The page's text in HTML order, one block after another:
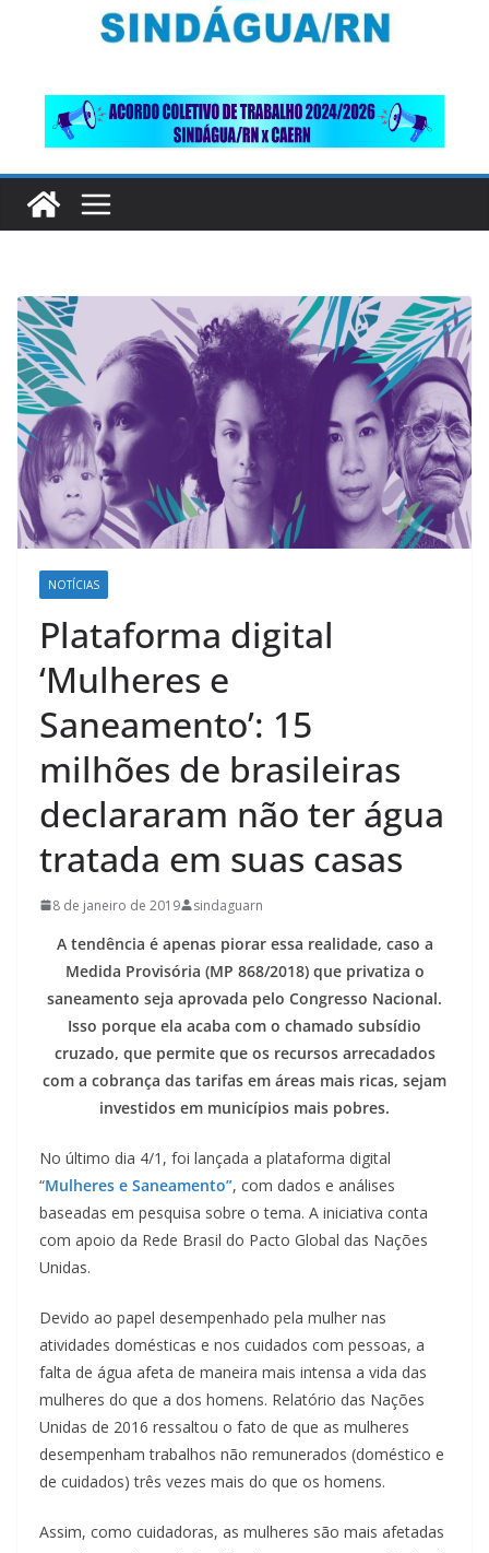
NOTÍCIAS
Plataforma digital
‘Mulheres e
Saneamento’: 15
milhões de brasileiras
declararam não ter água
tratada em suas casas
8 de janeiro de 2019 sindaguarn
A tendência é apenas piorar essa realidade, caso a
Medida Provisória (MP 868/2018) que privatiza o
saneamento seja aprovada pelo Congresso Nacional.
Isso porque ela acaba com o chamado subsídio
cruzado, que permite que os recursos arrecadados
com a cobrança das tarifas em áreas mais ricas, sejam
investidos em municípios mais pobres.
No último dia 4/1, foi lançada a plataforma digital
“Mulheres e Saneamento”, com dados e análises
baseadas em pesquisa sobre o tema. A iniciativa conta
com apoio da Rede Brasil do Pacto Global das Nações
Unidas.
Devido ao papel desempenhado pela mulher nas
atividades domésticas e nos cuidados com pessoas, a
falta de água afeta de maneira mais intensa a vida das
mulheres do que a dos homens. Relatório das Nações
Unidas de 2016 ressaltou o fato de que as mulheres
desempenham trabalhos não remunerados (doméstico e
de cuidados) três vezes mais do que os homens.
Assim, como cuidadoras, as mulheres são mais afetadas